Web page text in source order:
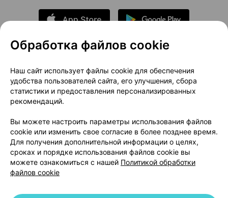
О проекте
Новости проекта
Размещение рекламы
Медицинский маркетинг
Публичный договор
Доставка
Способы оплаты
Вакансии
Партнеры
Написать руководителю 103.by
Написать в поддержку
Персональные настройки Cookie
Обработка файлов cookie
Наш сайт использует файлы cookie для обеспечения
удобства пользователей сайта, его улучшения, сбора
статистики и предоставления персонализированных
рекомендаций.
Вы можете настроить параметры использования файлов
cookie или изменить свое согласие в более позднее время.
Для получения дополнительной информации о целях,
сроках и порядке использования файлов cookie вы
можете ознакомиться с нашей Политикой обработки
файлов cookie